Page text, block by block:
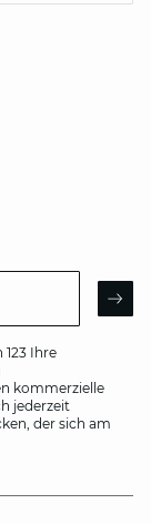
123 Ihre
kommerzielle
jederzeit
der sich am